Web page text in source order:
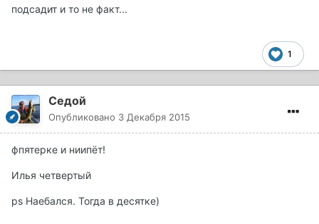
подсадит и то не факт...
1
Седой
Опубликовано 3 Декабря 2015
фпятерке и ниипёт!
Илья четвертый
ps Наебался. Тогда в десятке)